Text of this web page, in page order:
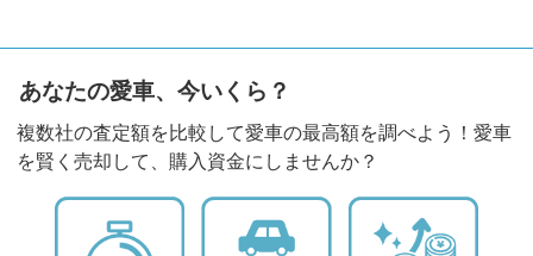
あなたの愛車、今いくら？
複数社の査定額を比較して愛車の最高額を調べよう！愛車
を賢く売却して、購入資金にしませんか？